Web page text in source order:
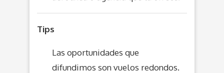
Tips
Las oportunidades que
difundimos son vuelos redondos.